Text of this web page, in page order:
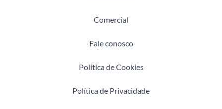
Comercial
Fale conosco
Política de Cookies
Política de Privacidade